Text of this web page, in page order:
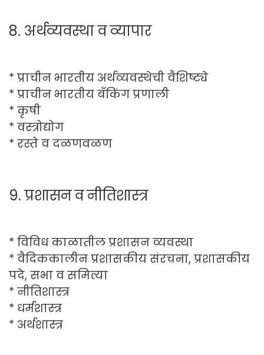
8. अर्थव्यवस्था व व्यापार
* प्राचीन भारतीय अर्थव्यवस्थेची वैशिष्ट्ये
* प्राचीन भारतीय बँकिंग प्रणाली
* कृषी
* वस्त्रोद्योग
* रस्ते व दळणवळण
9. प्रशासन व नीतिशास्त्र
* विविध काळातील प्रशासन व्यवस्था
* वैदिककालीन प्रशासकीय संरचना, प्रशासकीय
पदे, सभा व समित्या
* नीतिशास्त्र
* धर्मशास्त्र
* अर्थशास्त्र